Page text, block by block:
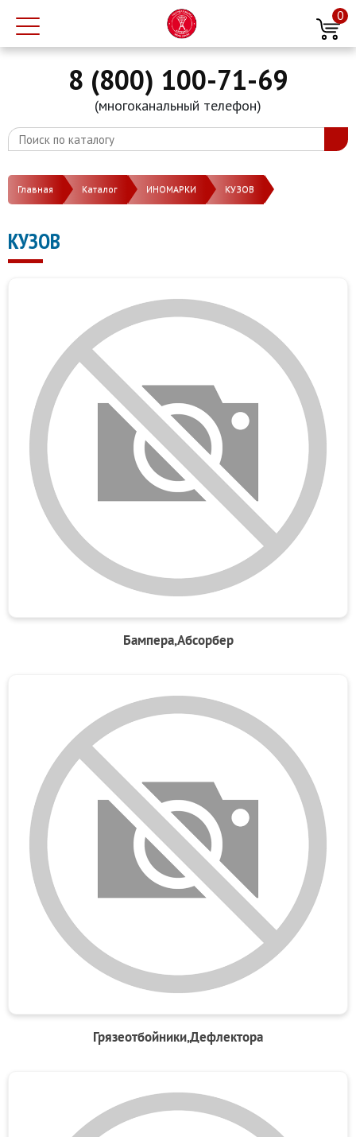
0
8 (800) 100-71-69
(многоканальный телефон)
Главная Каталог ИНОМАРКИ КУЗОВ
КУЗОВ
Бампера,Абсорбер
Грязеотбойники,Дефлектора